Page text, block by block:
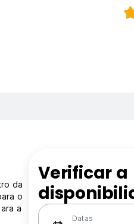
da
o
a
Verificar a
Datas